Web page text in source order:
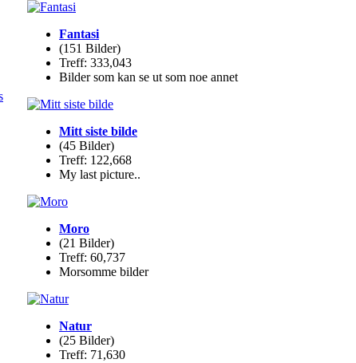
Fantasi
(151 Bilder)
Treff: 333,043
Bilder som kan se ut som noe annet
Mitt siste bilde
(45 Bilder)
Treff: 122,668
My last picture..
Moro
(21 Bilder)
Treff: 60,737
Morsomme bilder
Natur
(25 Bilder)
Treff: 71,630